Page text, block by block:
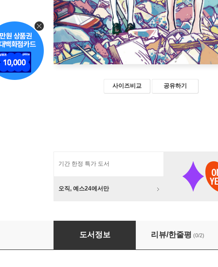
사이즈비교 공유하기
기간 한정 특가 도서
오직, 예스24에서만
이 사랑은 더 이상 아름다워지지 않는다. 1
도서정보 리뷰/한줄평 (0/2)